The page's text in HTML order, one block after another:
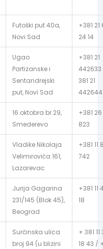
Futoški put 40a,
Novi Sad
+381 21
24 14
Ugao
Partizanske i
Sentandrejski
put, Novi Sad
+381 21
381 21
442644
16.oktobra br.29,
Smederevo
+381
823
Vladike Nikolaja
Velimirovića 161,
Lazarevac
+381 11
742
Jurija Gagarina
231/145 (Blok 45),
Beograd
+381 11
18
Surčinska ulica
broj 94 (u blizini
+ 381 11
18 43 /